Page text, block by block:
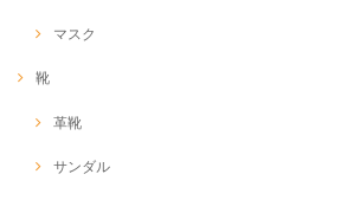
マスク
靴
革靴
サンダル